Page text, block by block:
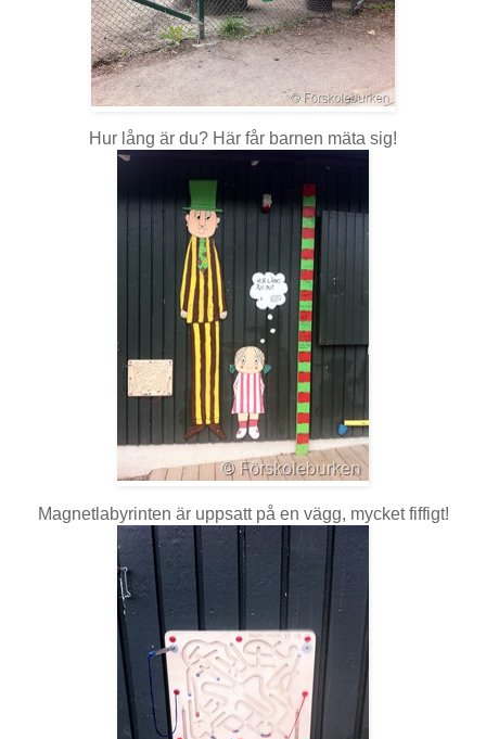
Hur lång är du? Här får barnen mäta sig!
Magnetlabyrinten är uppsatt på en vägg, mycket fiffigt!